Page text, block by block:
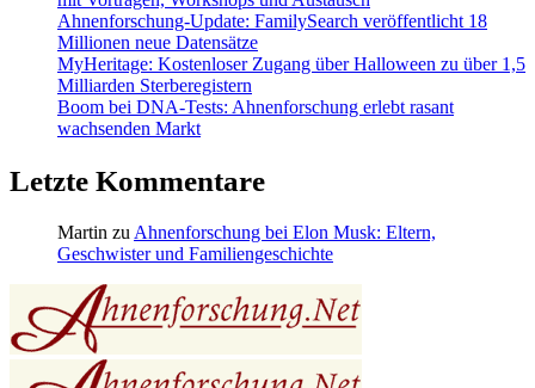
Ahnenforschung-Update: FamilySearch veröffentlicht 18
Millionen neue Datensätze
MyHeritage: Kostenloser Zugang über Halloween zu über 1,5
Milliarden Sterberegistern
Boom bei DNA-Tests: Ahnenforschung erlebt rasant
wachsenden Markt
Letzte Kommentare
Martin zu Ahnenforschung bei Elon Musk: Eltern,
Geschwister und Familiengeschichte